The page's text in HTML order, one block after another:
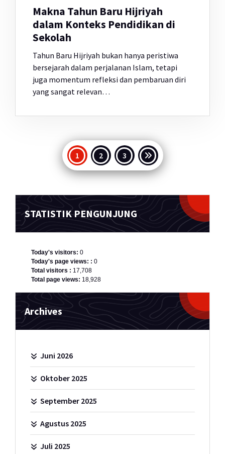
Makna Tahun Baru Hijriyah
dalam Konteks Pendidikan di
Sekolah
Tahun Baru Hijriyah bukan hanya peristiwa
bersejarah dalam perjalanan Islam, tetapi
juga momentum refleksi dan pembaruan diri
yang sangat relevan…
Paginasi
pos
1 2 3
STATISTIK PENGUNJUNG
Today's visitors: 0
Today's page views: : 0
Total visitors : 17,708
Total page views: 18,928
Archives
Juni 2026
Oktober 2025
September 2025
Agustus 2025
Juli 2025